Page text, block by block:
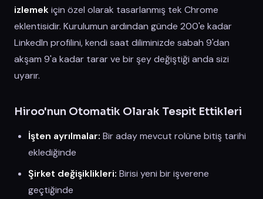
izlemekiçin özel olarak tasarlanmış tek Chrome
eklentisidir. Kurulumun ardından günde 200'e kadar
LinkedIn profilini, kendi saat diliminizde sabah 9'dan
akşam 9'a kadar tarar ve bir şey değiştiği anda sizi
uyarır.
Hiroo'nun Otomatik Olarak Tespit Ettikleri
İşten ayrılmalar: Bir aday mevcut rolüne bitiş tarihi
eklediğinde
Şirket değişiklikleri: Birisi yeni bir işverene
geçtiğinde